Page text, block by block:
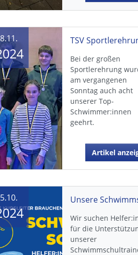
Bei der großen
Sportlerehrung
am vergangenen
Sonntag auch acht
unserer Top-
Schwimmer:innen
geehrt.
Artikel
Wir suchen
für die
unserer